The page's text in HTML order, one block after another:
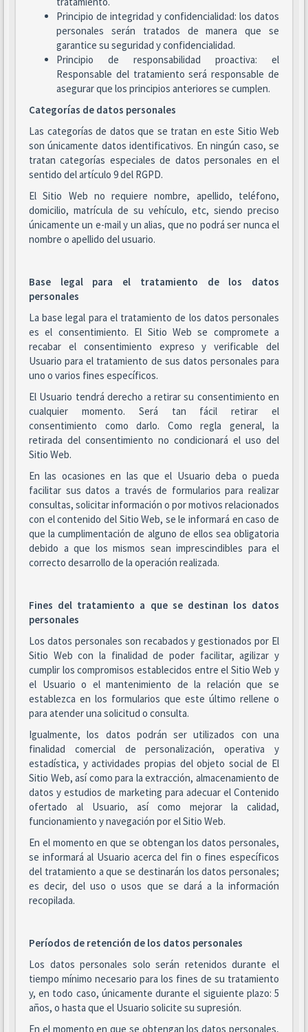
Principio de integridad y confidencialidad: los datos
personales serán tratados de manera que se
garantice su seguridad y confidencialidad.
Principio de responsabilidad proactiva: el
Responsable del tratamiento será responsable de
asegurar que los principios anteriores se cumplen.
Categorías de datos personales
Las categorías de datos que se tratan en este Sitio Web
son únicamente datos identificativos. En ningún caso, se
tratan categorías especiales de datos personales en el
sentido del artículo 9 del RGPD.
El Sitio Web no requiere nombre, apellido, teléfono,
domicilio, matrícula de su vehículo, etc, siendo preciso
únicamente un e-mail y un alias, que no podrá ser nunca el
nombre o apellido del usuario.
Base legal para el tratamiento de los datos
personales
La base legal para el tratamiento de los datos personales
es el consentimiento. El Sitio Web se compromete a
recabar el consentimiento expreso y verificable del
Usuario para el tratamiento de sus datos personales para
uno o varios fines específicos.
El Usuario tendrá derecho a retirar su consentimiento en
cualquier momento. Será tan fácil retirar el
consentimiento como darlo. Como regla general, la
retirada del consentimiento no condicionará el uso del
Sitio Web.
En las ocasiones en las que el Usuario deba o pueda
facilitar sus datos a través de formularios para realizar
consultas, solicitar información o por motivos relacionados
con el contenido del Sitio Web, se le informará en caso de
que la cumplimentación de alguno de ellos sea obligatoria
debido a que los mismos sean imprescindibles para el
correcto desarrollo de la operación realizada.
Fines del tratamiento a que se destinan los datos
personales
Los datos personales son recabados y gestionados por El
Sitio Web con la finalidad de poder facilitar, agilizar y
cumplir los compromisos establecidos entre el Sitio Web y
el Usuario o el mantenimiento de la relación que se
establezca en los formularios que este último rellene o
para atender una solicitud o consulta.
Igualmente, los datos podrán ser utilizados con una
finalidad comercial de personalización, operativa y
estadística, y actividades propias del objeto social de El
Sitio Web, así como para la extracción, almacenamiento de
datos y estudios de marketing para adecuar el Contenido
ofertado al Usuario, así como mejorar la calidad,
funcionamiento y navegación por el Sitio Web.
En el momento en que se obtengan los datos personales,
se informará al Usuario acerca del fin o fines específicos
del tratamiento a que se destinarán los datos personales;
es decir, del uso o usos que se dará a la información
recopilada.
Períodos de retención de los datos personales
Los datos personales solo serán retenidos durante el
tiempo mínimo necesario para los fines de su tratamiento
y, en todo caso, únicamente durante el siguiente plazo: 5
años, o hasta que el Usuario solicite su supresión.
En el momento en que se obtengan los datos personales,